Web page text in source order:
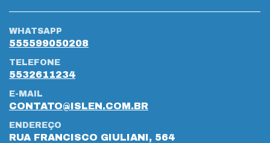
WHATSAPP
555599050208
TELEFONE
5532611234
E-MAIL
CONTATO@ISLEN.COM.BR
ENDEREÇO
RUA FRANCISCO GIULIANI, 564